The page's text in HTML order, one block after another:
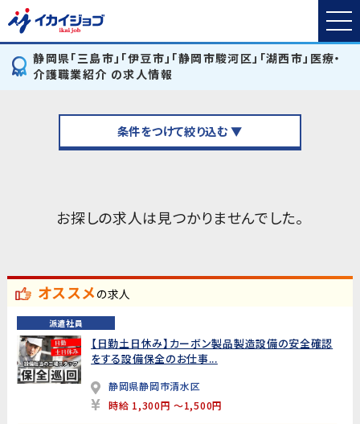
静岡県「三島市」「伊豆市」「静岡市駿河区」「湖西市」医療・
介護職業紹介 の求人情報
条件をつけて絞り込む ▼
お探しの求人は見つかりませんでした。
オススメの求人
派遣社員
【日勤土日休み】カーボン製品製造設備の安全確認
をする設備保全のお仕事...
静岡県静岡市清水区
時給 1,300円 ～1,500円